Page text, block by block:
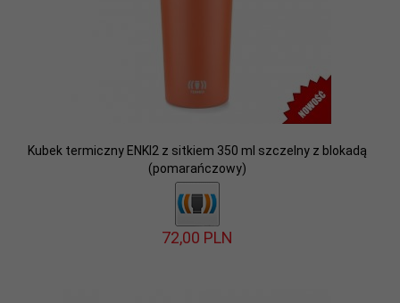
Kubek termiczny ENKI2 z sitkiem 350 ml szczelny z blokadą
(pomarańczowy)
72,00 PLN